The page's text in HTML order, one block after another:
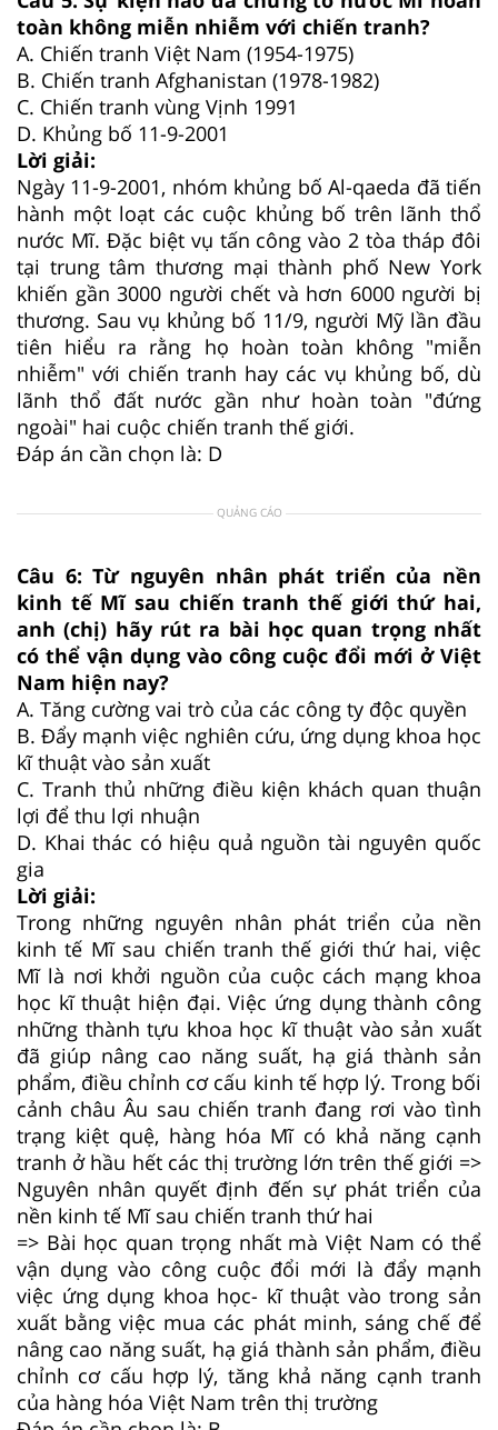
toàn không miễn nhiễm với chiến tranh?
A. Chiến tranh Việt Nam (1954-1975)
B. Chiến tranh Afghanistan (1978-1982)
C. Chiến tranh vùng Vịnh 1991
D. Khủng bố 11-9-2001
Lời giải:
Ngày 11-9-2001, nhóm khủng bố Al-qaeda đã tiến
hành một loạt các cuộc khủng bố trên lãnh thổ
nước Mĩ. Đặc biệt vụ tấn công vào 2 tòa tháp đôi
tại trung tâm thương mại thành phố New York
khiến gần 3000 người chết và hơn 6000 người bị
thương. Sau vụ khủng bố 11/9, người Mỹ lần đầu
tiên hiểu ra rằng họ hoàn toàn không "miễn
nhiễm" với chiến tranh hay các vụ khủng bố, dù
lãnh thổ đất nước gần như hoàn toàn "đứng
ngoài" hai cuộc chiến tranh thế giới.
Đáp án cần chọn là: D
QUẢNG CÁO
Câu 6:Từ nguyên nhân phát triển của nền
kinh tế Mĩ sau chiến tranh thế giới thứ hai,
anh (chị) hãy rút ra bài học quan trọng nhất
có thể vận dụng vào công cuộc đổi mới ở Việt
Nam hiện nay?
A. Tăng cường vai trò của các công ty độc quyền
B. Đẩy mạnh việc nghiên cứu, ứng dụng khoa học
kĩ thuật vào sản xuất
C. Tranh thủ những điều kiện khách quan thuận
lợi để thu lợi nhuận
D. Khai thác có hiệu quả nguồn tài nguyên quốc
gia
Lời giải:
Trong những nguyên nhân phát triển của nền
kinh tế Mĩ sau chiến tranh thế giới thứ hai, việc
Mĩ là nơi khởi nguồn của cuộc cách mạng khoa
học kĩ thuật hiện đại. Việc ứng dụng thành công
những thành tựu khoa học kĩ thuật vào sản xuất
đã giúp nâng cao năng suất, hạ giá thành sản
phẩm, điều chỉnh cơ cấu kinh tế hợp lý. Trong bối
cảnh châu Âu sau chiến tranh đang rơi vào tình
trạng kiệt quệ, hàng hóa Mĩ có khả năng cạnh
tranh ở hầu hết các thị trường lớn trên thế giới =>
Nguyên nhân quyết định đến sự phát triển của
nền kinh tế Mĩ sau chiến tranh thứ hai
=> Bài học quan trọng nhất mà Việt Nam có thể
vận dụng vào công cuộc đổi mới là đẩy mạnh
việc ứng dụng khoa học- kĩ thuật vào trong sản
xuất bằng việc mua các phát minh, sáng chế để
nâng cao năng suất, hạ giá thành sản phẩm, điều
chỉnh cơ cấu hợp lý, tăng khả năng cạnh tranh
của hàng hóa Việt Nam trên thị trường